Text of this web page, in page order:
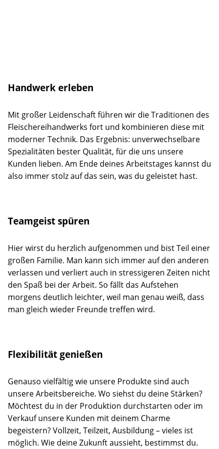
Handwerk erleben
Mit großer Leidenschaft führen wir die Traditionen des
Fleischereihandwerks fort und kombinieren diese mit
moderner Technik. Das Ergebnis: unverwechselbare
Spezialitäten bester Qualität, für die uns unsere
Kunden lieben. Am Ende deines Arbeitstages kannst du
also immer stolz auf das sein, was du geleistet hast.
Teamgeist spüren
Hier wirst du herzlich aufgenommen und bist Teil einer
großen Familie. Man kann sich immer auf den anderen
verlassen und verliert auch in stressigeren Zeiten nicht
den Spaß bei der Arbeit. So fällt das Aufstehen
morgens deutlich leichter, weil man genau weiß, dass
man gleich wieder Freunde treffen wird.
Flexibilität genießen
Genauso vielfältig wie unsere Produkte sind auch
unsere Arbeitsbereiche. Wo siehst du deine Stärken?
Möchtest du in der Produktion durchstarten oder im
Verkauf unsere Kunden mit deinem Charme
begeistern? Vollzeit, Teilzeit, Ausbildung – vieles ist
möglich. Wie deine Zukunft aussieht, bestimmst du.